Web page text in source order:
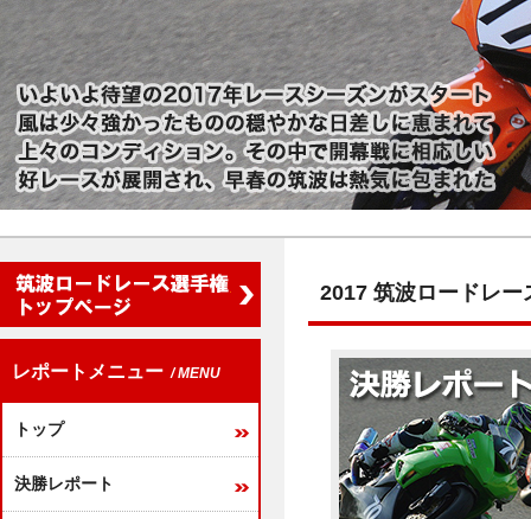
レポートメニュー / MENU
トップ
決勝レポート
2017 筑波ロードレ